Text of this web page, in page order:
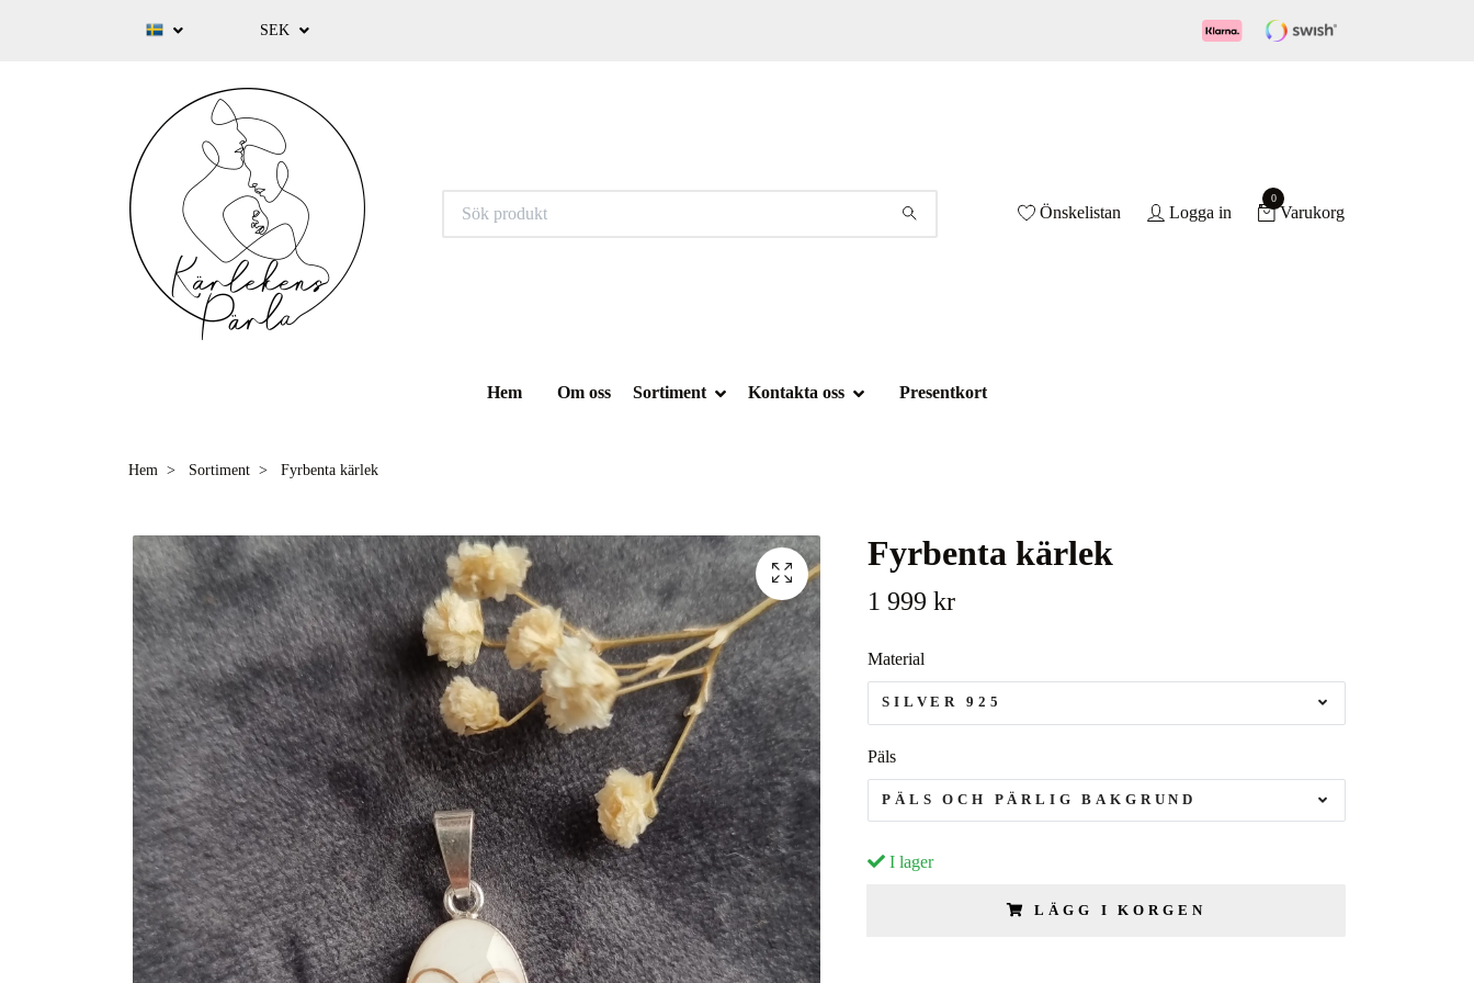
SEK
Önskelistan Logga in
0
Varukorg
Hem Om oss Sortiment Kontakta oss Presentkort
Hem Sortiment Fyrbenta kärlek
Fyrbenta kärlek
1 999 kr
Material
SILVER 925
Päls
PÄLS OCH PÄRLIG BAKGRUND
I lager
LÄGG I KORGEN